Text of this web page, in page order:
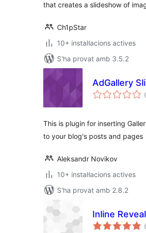
that creates a slideshow of
Ch1pStar
10+ instal·lacions actives
S'ha provat amb 3.5.2
AdGallery
This is plugin for inserting
to your blog's posts and pages
Aleksandr Novikov
10+ instal·lacions actives
S'ha provat amb 2.8.2
Inline